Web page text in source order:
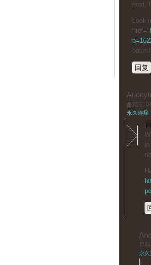
post,
Look
href="
回复
星期三,
永久连接
星
永久